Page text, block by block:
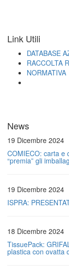
Link Utili
DATABASE
RACCOLTA
NORMATIVA
News
19 Dicembre 2024
COMIECO: carta e
“premia” gli
19 Dicembre 2024
ISPRA:
18 Dicembre 2024
TissuePack:
plastica con ovatta